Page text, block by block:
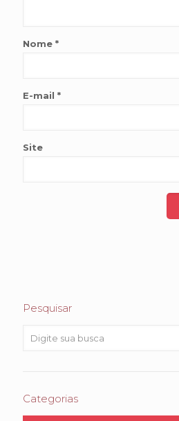
Nome *
E-mail *
Site
Pesquisar
Categorias